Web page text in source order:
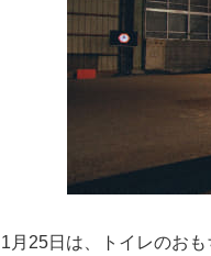
1月25日は、トイレのおも